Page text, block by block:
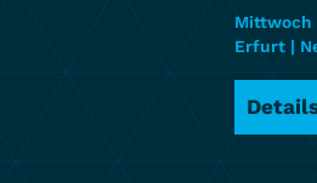
Mittwoch
Erfurt |